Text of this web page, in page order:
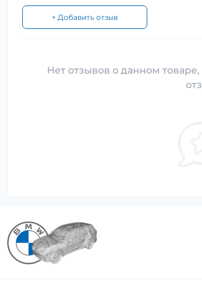
+ Добавить отзыв
Нет отзывов о данном